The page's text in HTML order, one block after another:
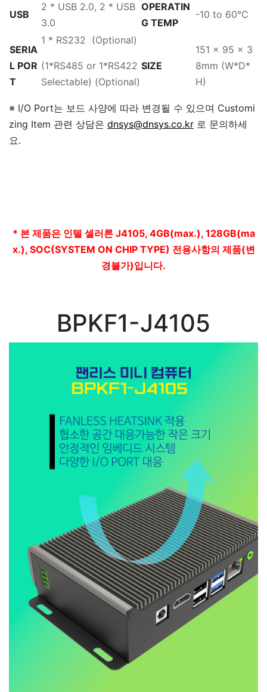
USB
2 * USB 2.0, 2 * USB
3.0
OPERATIN
G TEMP
-10 to 60℃
SERIA
L POR
T
1 * RS232 (Optional)
(1*RS485 or 1*RS422
Selectable) (Optional)
SIZE
151 x 95 x 3
8mm (W*D*
H)
※ I/O Port는 보드 사양에 따라 변경될 수 있으며 Customi
zing Item 관련 상담은 dnsys@dnsys.co.kr 로 문의하세
요.
* 본 제품은 인텔 셀러론 J4105, 4GB(max.), 128GB(ma
x.), SOC(SYSTEM ON CHIP TYPE) 전용사항의 제품(변
경불가)입니다.
BPKF1-J4105